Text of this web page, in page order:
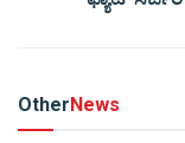
Other News